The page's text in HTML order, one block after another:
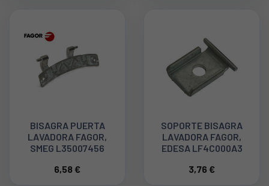
BISAGRA PUERTA
LAVADORA FAGOR,
SMEG L35007456
6,58 €
SOPORTE BISAGRA
LAVADORA FAGOR,
EDESA LF4C000A3
3,76 €